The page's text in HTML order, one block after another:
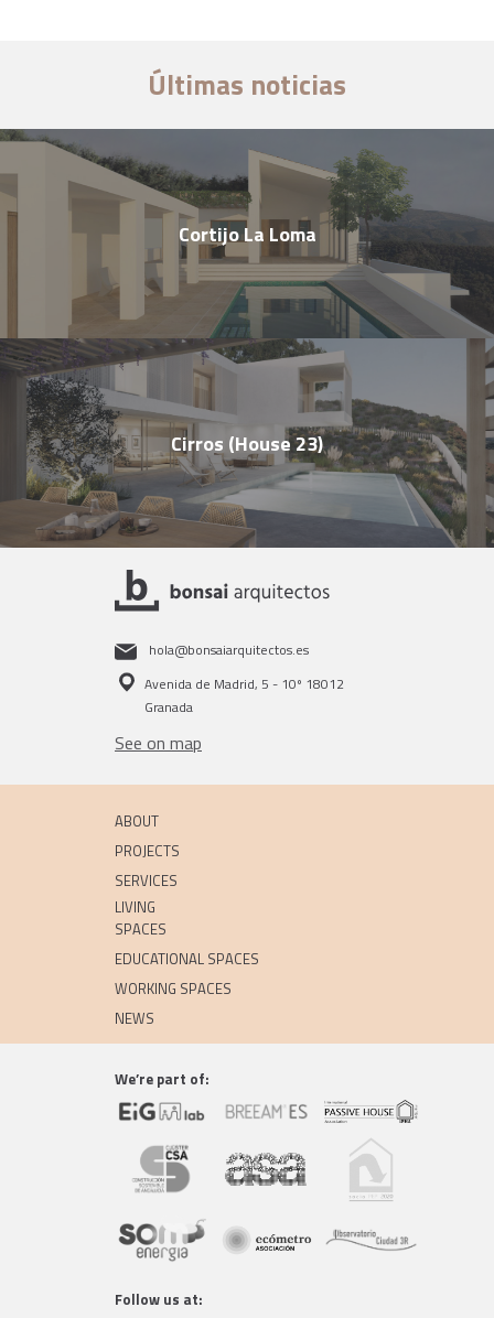
Últimas noticias
Cortijo La Loma
Cirros (House 23)
hola@bonsaiarquitectos.es
Avenida de Madrid, 5 - 10º 18012
Granada
See on map
ABOUT
PROJECTS
SERVICES
LIVING
SPACES
EDUCATIONAL SPACES
WORKING SPACES
NEWS
We’re part of:
Follow us at: